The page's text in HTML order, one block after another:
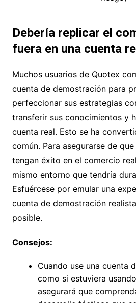
Debería replicar el
fuera en una cuenta
Muchos usuarios de Quotex
cuenta de demostración para
perfeccionar sus estrategias
transferir sus conocimientos y
cuenta real. Esto se ha
común. Para asegurarse de
tengan éxito en el comercio
mismo entorno que tendría
Esfuércese por emular una
cuenta de demostración
posible.
Consejos:
Cuando use una cuenta
como si estuviera
asegurará que